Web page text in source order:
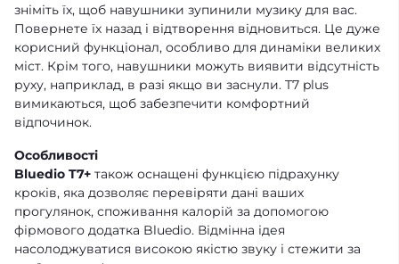
зніміть їх, щоб навушники зупинили музику для вас.
Повернете їх назад і відтворення відновиться. Це дуже
корисний функціонал, особливо для динаміки великих
міст. Крім того, навушники можуть виявити відсутність
руху, наприклад, в разі якщо ви заснули. T7 plus
вимикаються, щоб забезпечити комфортний
відпочинок.
Особливості
Bluedio T7+ також оснащені функцією підрахунку
кроків, яка дозволяє перевіряти дані ваших
прогулянок, споживання калорій за допомогою
фірмового додатка Bluedio. Відмінна ідея
насолоджуватися високою якістю звуку і стежити за